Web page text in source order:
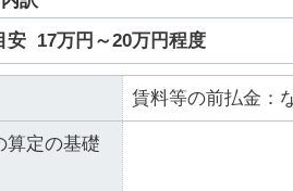
安 17万円～20万円程度
賃料等の前払金：
算定の基礎